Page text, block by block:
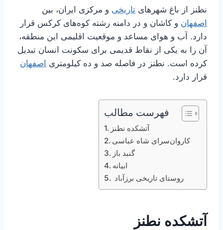
نطنز از باغ شهرهای تاریخی و مرکزی ایران، بین
اصفهان و کاشان و در دامنه رشته کوه‌های کرکس قرار
دارد. آب و هوای مساعد و موقعیت اقلیمی این منطقه،
آن را به یکی از نقاط قدیمی برای سکونت انسان تبدیل
کرده است. نطنز در فاصله صد و ده کیلومتری اصفهان
قرار دارد.
فهرست مطالب
آتشکده نطنز
کاروان‌سرای شاه عباسی
گنبد باز
ابیانه
روستای تاریخی برزآباد
آتشکده نطنز